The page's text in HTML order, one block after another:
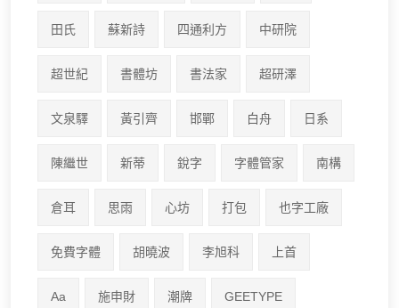
田氏 蘇新詩 四通利方 中研院
超世紀 書體坊 書法家 超研澤
文泉驛 黃引齊 邯鄲 白舟 日系
陳繼世 新蒂 銳字 字體管家 南構
倉耳 思雨 心坊 打包 也字工廠
免費字體 胡曉波 李旭科 上首
Aa 施申財 潮牌 GEETYPE